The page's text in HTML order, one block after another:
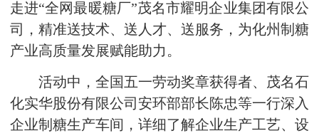
走进“全网最暖糖厂”茂名市耀明企业集团有限公
司，精准送技术、送人才、送服务，为化州制糖
产业高质量发展赋能助力。
活动中，全国五一劳动奖章获得者、茂名石
化实华股份有限公司安环部部长陈忠等一行深入
企业制糖生产车间，详细了解企业生产工艺、设